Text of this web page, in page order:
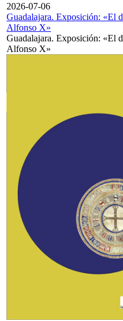
2026-07-06
Guadalajara. Exposición: «El
Alfonso X»
Guadalajara. Exposición: «El
Alfonso X»